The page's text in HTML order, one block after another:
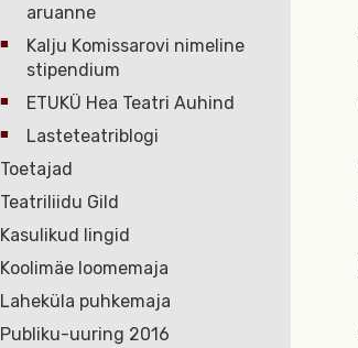
aruanne
Kalju Komissarovi nimeline
stipendium
ETUKÜ Hea Teatri Auhind
Lasteteatriblogi
Toetajad
Teatriliidu Gild
Kasulikud lingid
Koolimäe loomemaja
Laheküla puhkemaja
Publiku-uuring 2016